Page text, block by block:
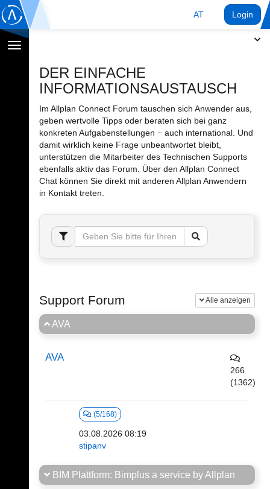
AT Login
Navigation
DER EINFACHE
INFORMATIONSAUSTAUSCH
Im Allplan Connect Forum tauschen sich Anwender aus,
geben wertvolle Tipps oder beraten sich bei ganz
konkreten Aufgabenstellungen − auch international. Und
damit wirklich keine Frage unbeantwortet bleibt,
unterstützen die Mitarbeiter des Technischen Supports
ebenfalls aktiv das Forum. Über den Allplan Connect
Chat können Sie direkt mit anderen Allplan Anwendern
in Kontakt treten.
Support Forum Alle anzeigen
AVA
AVA
266
(1362)
(5/168)
03.08.2026 08:19
stipanv
BIM Plattform: Bimplus a service by Allplan